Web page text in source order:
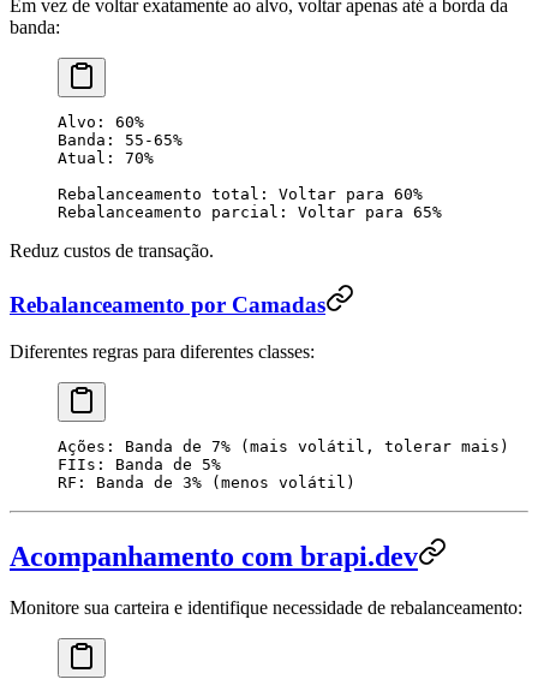
Em vez de voltar exatamente ao alvo, voltar apenas até a borda da
banda:
Alvo: 60%
Banda: 55-65%
Atual: 70%
Rebalanceamento total: Voltar para 60%
Rebalanceamento parcial: Voltar para 65%
Reduz custos de transação.
Rebalanceamento por Camadas
Diferentes regras para diferentes classes:
Ações: Banda de 7% (mais volátil, tolerar mais)
FIIs: Banda de 5%
RF: Banda de 3% (menos volátil)
Acompanhamento com brapi.dev
Monitore sua carteira e identifique necessidade de rebalanceamento: